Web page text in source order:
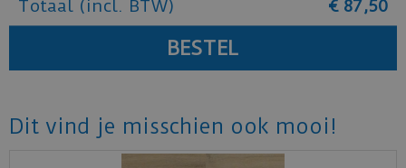
Totaal (incl. BTW) € 87,50
Dit vind je misschien ook mooi!